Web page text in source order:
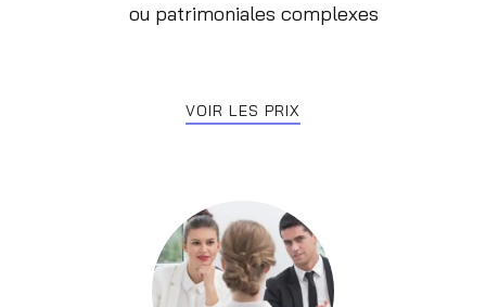
ou patrimoniales complexes
VOIR LES PRIX